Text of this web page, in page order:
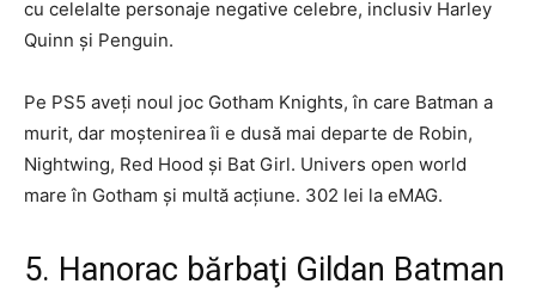
cu celelalte personaje negative celebre, inclusiv Harley
Quinn şi Penguin.
Pe PS5 aveţi noul joc Gotham Knights, în care Batman a
murit, dar moştenirea îi e dusă mai departe de Robin,
Nightwing, Red Hood şi Bat Girl. Univers open world
mare în Gotham şi multă acţiune. 302 lei la eMAG.
5. Hanorac bărbaţi Gildan Batman